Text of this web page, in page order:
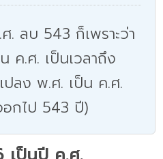
. ลบ 543 ก็เพราะว่า
ค.ศ. เป็นเวลาถึง
ลง พ.ศ. เป็น ค.ศ.
กไป 543 ปี)